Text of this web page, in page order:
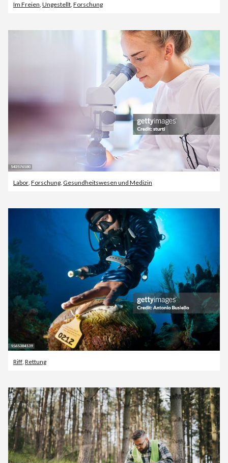
Im Freien, Ungestellt, Forschung
Labor, Forschung, Gesundheitswesen und Medizin
Riff, Rettung